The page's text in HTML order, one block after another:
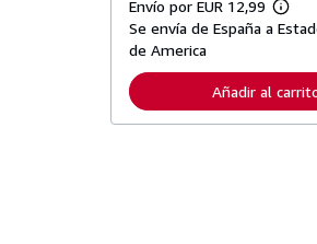
Envío por EUR 12,99
M
á
f
o
r
Se envía de España a
de America
Añadir al